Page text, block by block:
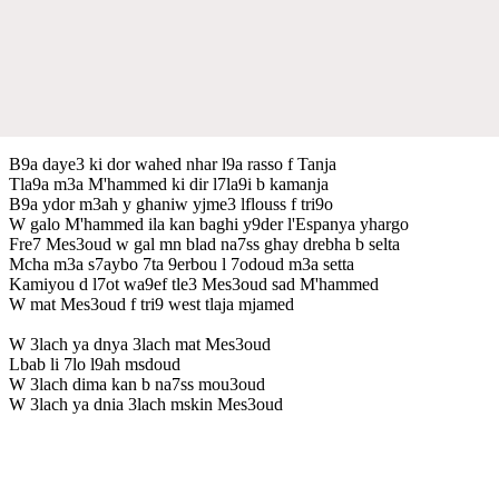
B9a daye3 ki dor wahed nhar l9a rasso f Tanja
Tla9a m3a M'hammed ki dir l7la9i b kamanja
B9a ydor m3ah y ghaniw yjme3 lflouss f tri9o
W galo M'hammed ila kan baghi y9der l'Espanya yhargo
Fre7 Mes3oud w gal mn blad na7ss ghay drebha b selta
Mcha m3a s7aybo 7ta 9erbou l 7odoud m3a setta
Kamiyou d l7ot wa9ef tle3 Mes3oud sad M'hammed
W mat Mes3oud f tri9 west tlaja mjamed
W 3lach ya dnya 3lach mat Mes3oud
Lbab li 7lo l9ah msdoud
W 3lach dima kan b na7ss mou3oud
W 3lach ya dnia 3lach mskin Mes3oud